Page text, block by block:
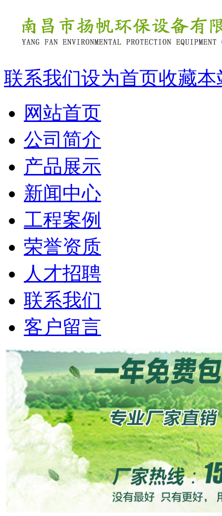
联系我们设为首页收藏本
网站首页
公司简介
产品展示
新闻中心
工程案例
荣誉资质
人才招聘
联系我们
客户留言